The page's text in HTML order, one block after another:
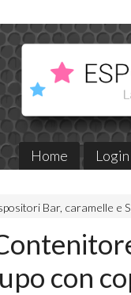
Home Login
Bar, caramelle e
con